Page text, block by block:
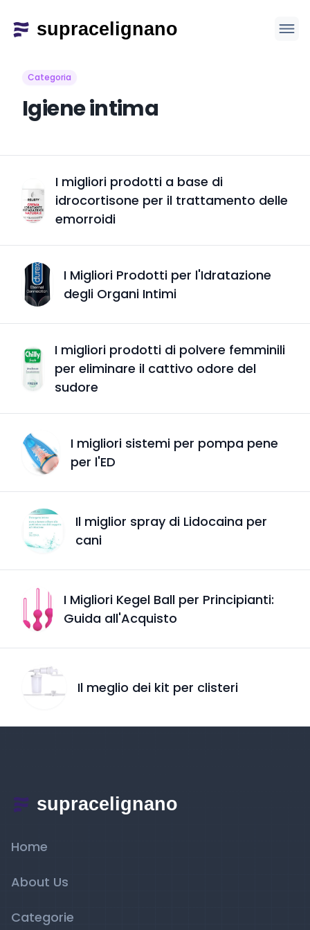
Categoria
Igiene intima
I migliori prodotti a base di
idrocortisone per il trattamento delle
emorroidi
I Migliori Prodotti per l'Idratazione
degli Organi Intimi
I migliori prodotti di polvere femminili
per eliminare il cattivo odore del
sudore
I migliori sistemi per pompa pene
per l'ED
Il miglior spray di Lidocaina per
cani
I Migliori Kegel Ball per Principianti:
Guida all'Acquisto
Il meglio dei kit per clisteri
Home
About Us
Categorie